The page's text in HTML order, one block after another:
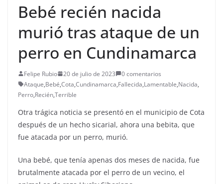
Bebé recién nacida
murió tras ataque de un
perro en Cundinamarca
Felipe Rubio 20 de julio de 2023
0 comentarios
Ataque,Bebé,Cota,Cundinamarca,Fallecida,Lamentable,Nacida,
Perro,Recién,Terrible
Otra trágica noticia se presentó en el municipio de Cota
después de un hecho sicarial, ahora una bebita, que
fue atacada por un perro, murió.
Una bebé, que tenía apenas dos meses de nacida, fue
brutalmente atacada por el perro de un vecino, el